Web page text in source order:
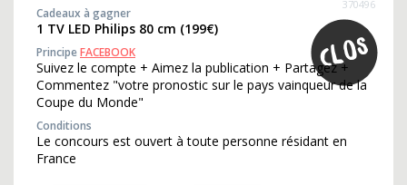
370496
Cadeaux à gagner
1 TV LED Philips 80 cm (199€)
PrincipeFACEBOOK
Suivez le compte + Aimez la publication + Partagez +
Commentez "votre pronostic sur le pays vainqueur de la
Coupe du Monde"
Conditions
Le concours est ouvert à toute personne résidant en
France